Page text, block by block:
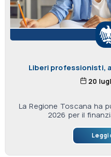
Liberi professionisti,
20
La Regione Toscana ha
2026 per il
Leggi